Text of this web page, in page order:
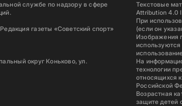
службе по надзору в сфере
газеты «Советский спорт»
округ Коньково, ул.
Текстовые
Attribution 4.0
При
(если он
Изображения
используются
На
технологии
относящихся
Российской
Возрастная
защите детей